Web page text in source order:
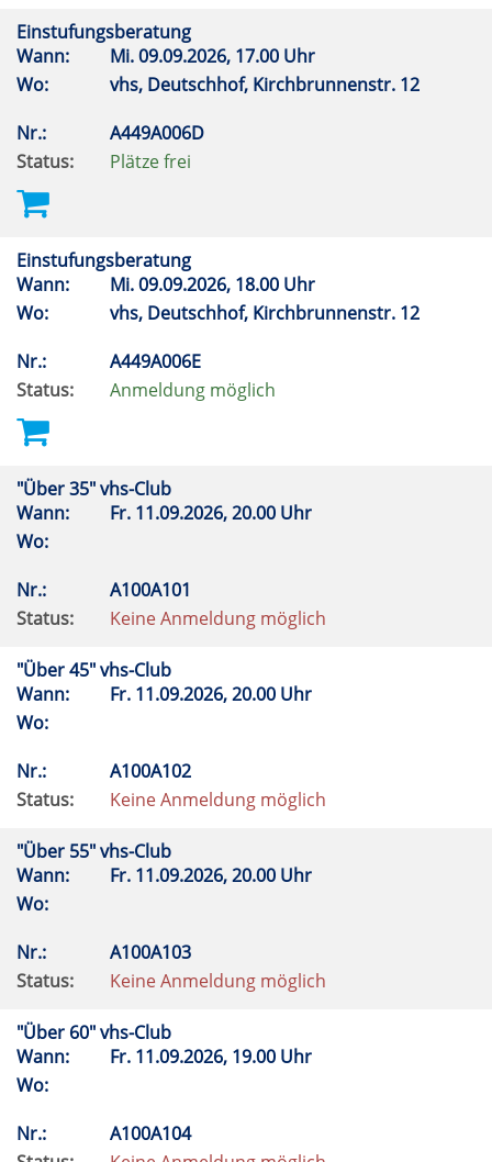
Einstufungsberatung
Wann:
Mi.09.09.2026, 17.00 Uhr
Wo:
vhs, Deutschhof, Kirchbrunnenstr. 12
Nr.:
A449A006D
Status:
Plätze frei
Einstufungsberatung
Wann:
Mi.09.09.2026, 18.00 Uhr
Wo:
vhs, Deutschhof, Kirchbrunnenstr. 12
Nr.:
A449A006E
Status:
Anmeldung möglich
"Über 35" vhs-Club
Wann:
Fr. 11.09.2026, 20.00 Uhr
Wo:
Nr.:
A100A101
Status:
Keine Anmeldung möglich
"Über 45" vhs-Club
Wann:
Fr. 11.09.2026, 20.00 Uhr
Wo:
Nr.:
A100A102
Status:
Keine Anmeldung möglich
"Über 55" vhs-Club
Wann:
Fr. 11.09.2026, 20.00 Uhr
Wo:
Nr.:
A100A103
Status:
Keine Anmeldung möglich
"Über 60" vhs-Club
Wann:
Fr. 11.09.2026, 19.00 Uhr
Wo:
Nr.:
A100A104